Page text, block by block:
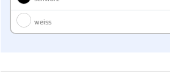
weiss